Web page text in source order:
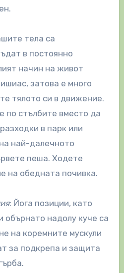
тела са
в постоянно
начин на живот
затова е много
тялото си в движение.
по стълбите вместо да
в парк или
най-далечното
пеша. Ходете
на обедната почивка.
: Йога позиции, като
обърнато надолу куче са
на коремните мускули
за подкрепа и защита